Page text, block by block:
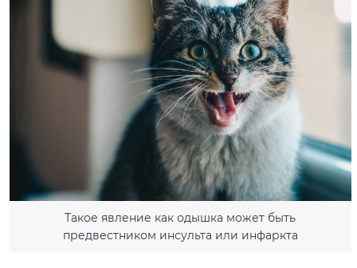
Такое явление как одышка может быть
предвестником инсульта или инфаркта